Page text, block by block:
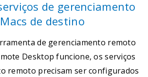
de gerenciamento
de destino
de gerenciamento remoto
Desktop funcione, os serviços
remoto precisam ser configurados